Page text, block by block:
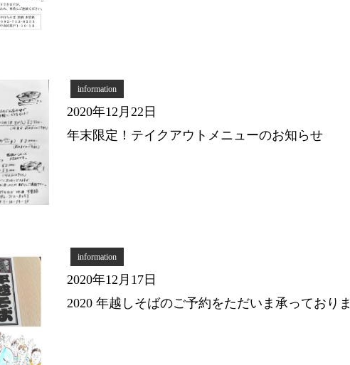
information
2020年12月22日
年末限定！テイクアウトメニューのお知らせ
information
2020年12月17日
2020 年越しそばのご予約をただいま承っており